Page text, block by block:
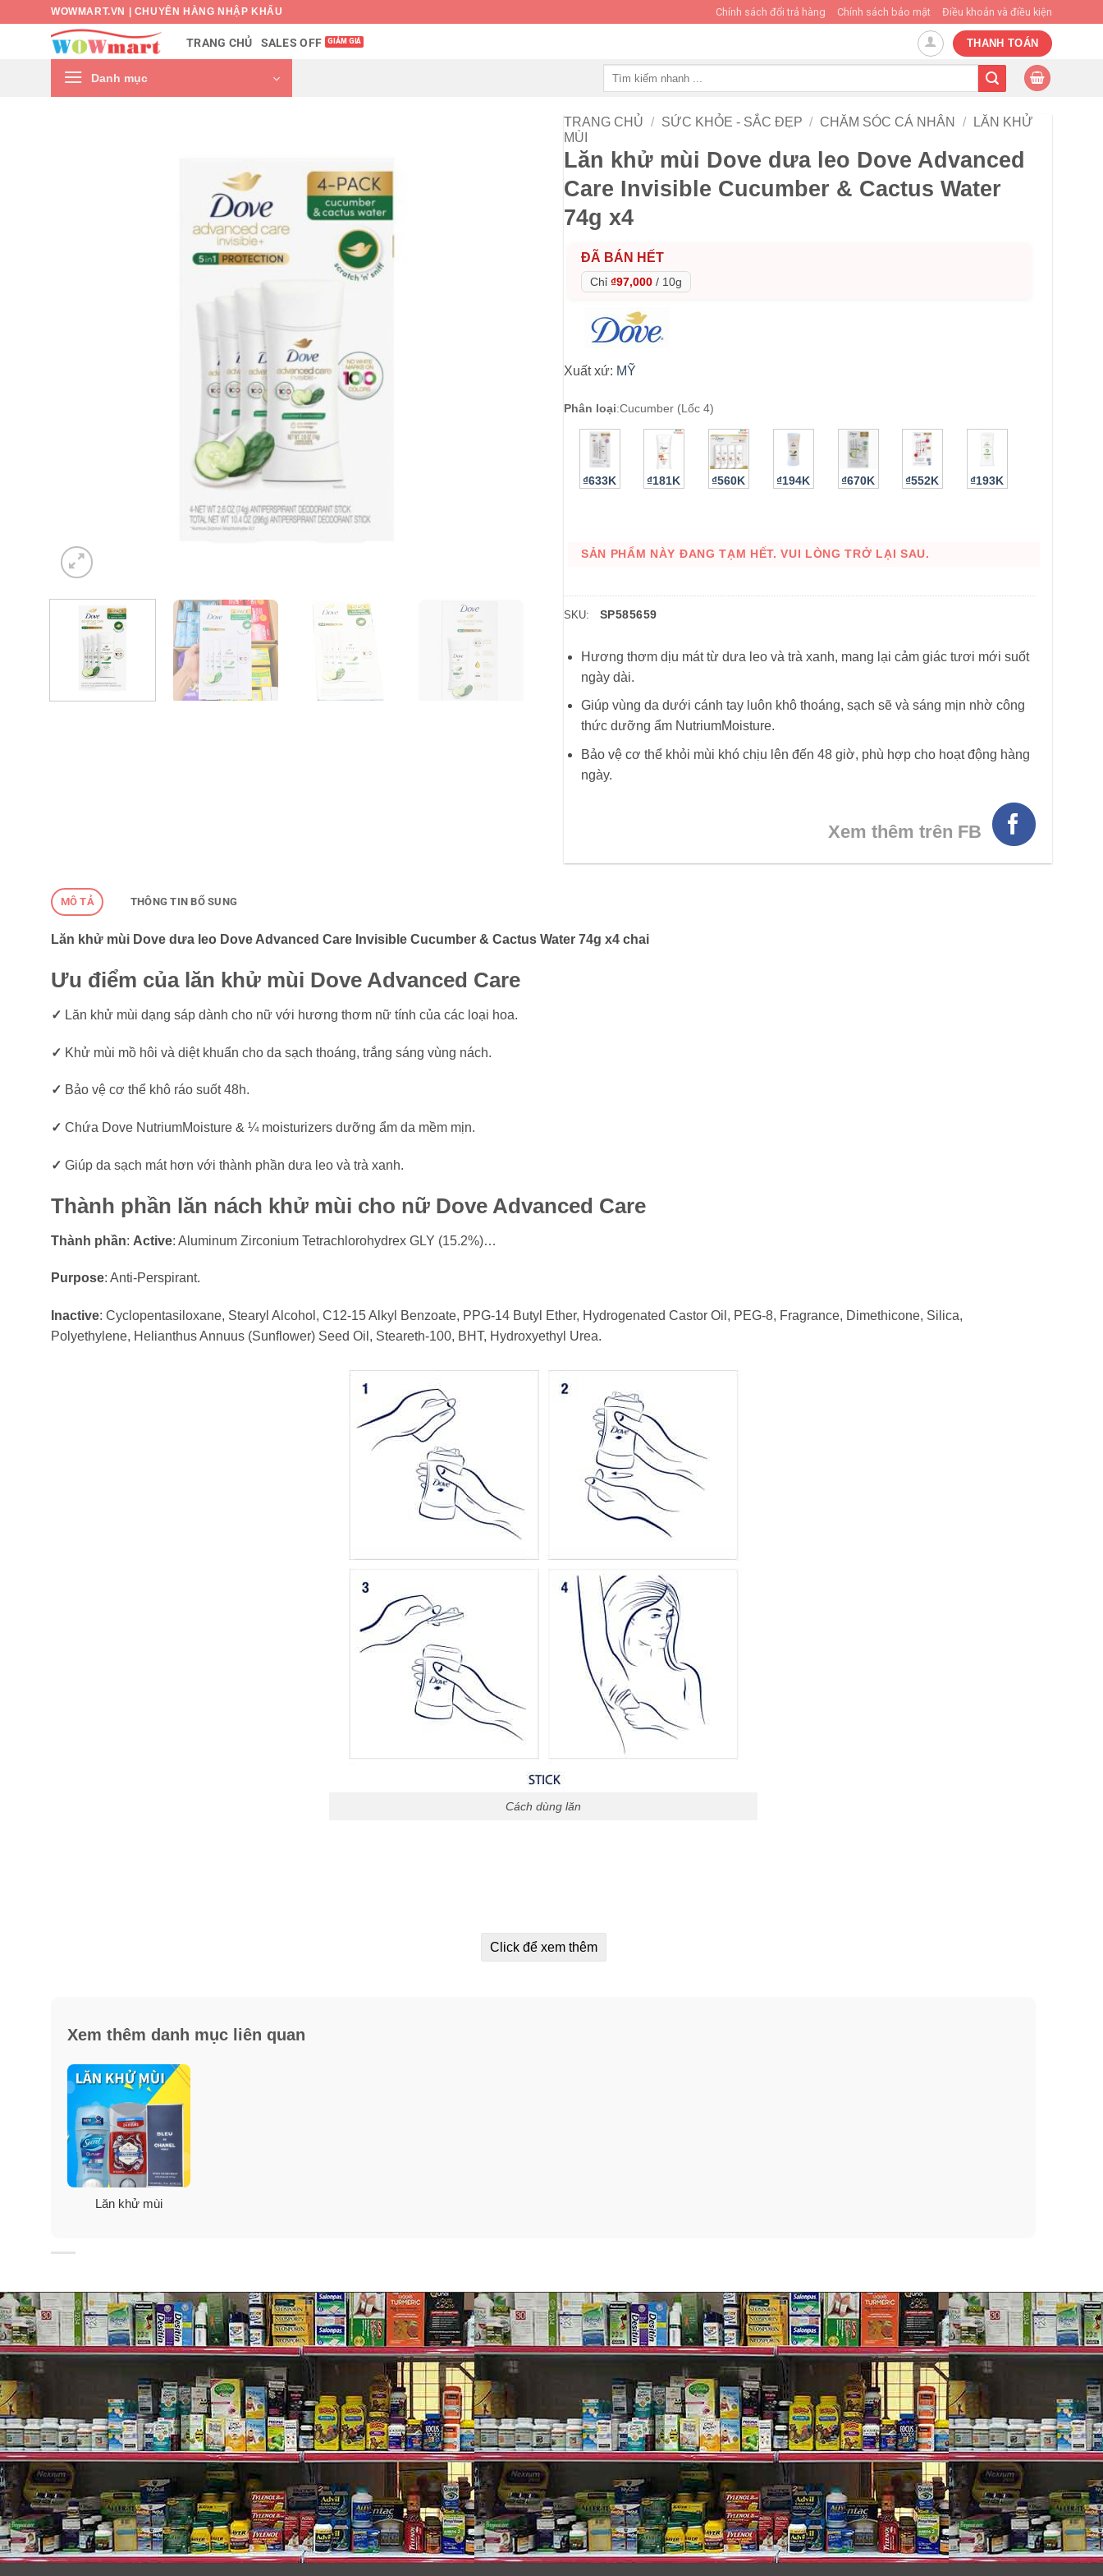
WOWMART.VN | CHUYÊN HÀNG NHẬP KHẨU Chính sách đổi trả hàng Chính sách bảo mật Điều khoản và điều kiện
TRANG CHỦ SALES OFF THANH TOÁN
Danh mục
TRANG CHỦ / SỨC KHỎE - SẮC ĐẸP / CHĂM SÓC CÁ NHÂN /
LĂN KHỬ
MÙI
Lăn khử mùi Dove dưa leo Dove Advanced
Care Invisible Cucumber & Cactus Water
74g x4
ĐÃ BÁN HẾT
Chỉ ₫97,000 / 10g
Xuất xứ: MỸ
Phân loại:Cucumber (Lốc 4)
₫633K ₫181K ₫560K ₫194K ₫670K ₫552K ₫193K
SẢN PHẨM NÀY ĐANG TẠM HẾT. VUI LÒNG TRỞ LẠI SAU.
SKU: SP585659
Hương thơm dịu mát từ dưa leo và trà xanh, mang lại cảm giác tươi mới suốt
ngày dài.
Giúp vùng da dưới cánh tay luôn khô thoáng, sạch sẽ và sáng mịn nhờ công
thức dưỡng ẩm NutriumMoisture.
Bảo vệ cơ thể khỏi mùi khó chịu lên đến 48 giờ, phù hợp cho hoạt động hàng
ngày.
Xem thêm trên FB
MÔ TẢ THÔNG TIN BỔ SUNG
Lăn khử mùi Dove dưa leo Dove Advanced Care Invisible Cucumber & Cactus Water 74g x4 chai
Ưu điểm của lăn khử mùi Dove Advanced Care
✓ Lăn khử mùi dạng sáp dành cho nữ với hương thơm nữ tính của các loại hoa.
✓ Khử mùi mồ hôi và diệt khuẩn cho da sạch thoáng, trắng sáng vùng nách.
✓ Bảo vệ cơ thể khô ráo suốt 48h.
✓ Chứa Dove NutriumMoisture & ¼ moisturizers dưỡng ẩm da mềm mịn.
✓ Giúp da sạch mát hơn với thành phần dưa leo và trà xanh.
Thành phần lăn nách khử mùi cho nữ Dove Advanced Care
Thành phần: Active: Aluminum Zirconium Tetrachlorohydrex GLY (15.2%)…
Purpose: Anti-Perspirant.
Inactive: Cyclopentasiloxane, Stearyl Alcohol, C12-15 Alkyl Benzoate, PPG-14 Butyl Ether, Hydrogenated Castor Oil, PEG-8, Fragrance, Dimethicone, Silica,
Polyethylene, Helianthus Annuus (Sunflower) Seed Oil, Steareth-100, BHT, Hydroxyethyl Urea.
Cách dùng lăn
Click để xem thêm
Xem thêm danh mục liên quan
Lăn khử mùi